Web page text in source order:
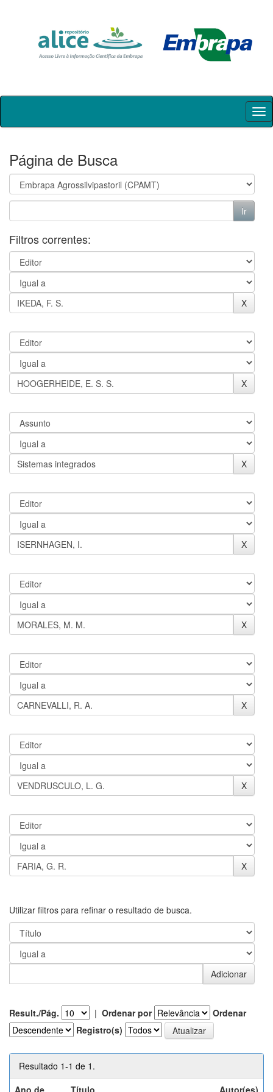
Skip
Página de Busca
Filtros correntes:
Utilizar filtros para refinar o resultado de busca.
Result./Pág. | Ordenar por
Ordenar
Registro(s)
Resultado 1-1 de 1.
Ano de
Título Autor(es)